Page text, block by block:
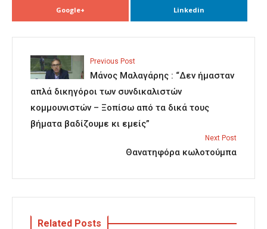
Google+ Linkedin
Previous Post
Μάνος Μαλαγάρης : “Δεν ήμασταν
απλά δικηγόροι των συνδικαλιστών
κομμουνιστών – Ξοπίσω από τα δικά τους
βήματα βαδίζουμε κι εμείς”
Next Post
Θανατηφόρα κωλοτούμπα
Related Posts